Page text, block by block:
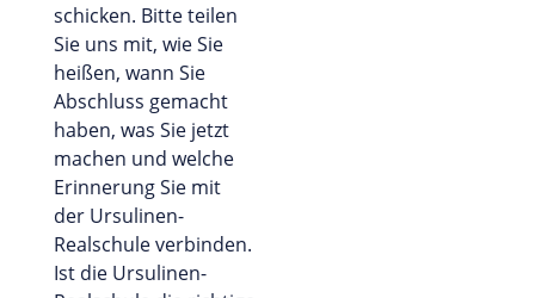
schicken. Bitte teilen
Sie uns mit, wie Sie
heißen, wann Sie
Abschluss gemacht
haben, was Sie jetzt
machen und welche
Erinnerung Sie mit
der Ursulinen-
Realschule verbinden.
Ist die Ursulinen-